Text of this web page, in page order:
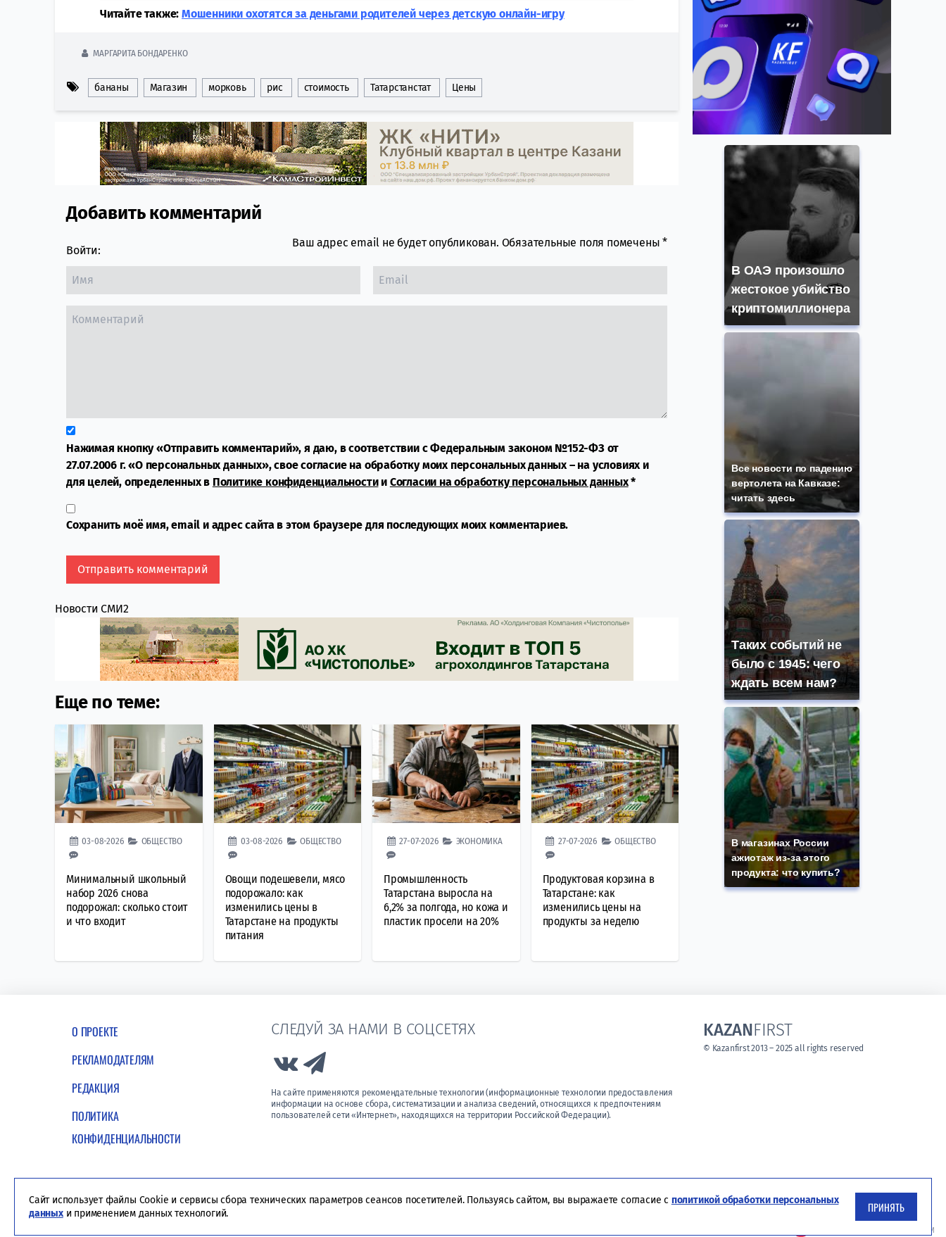
Читайте также: Мошенники охотятся за деньгами родителей через детскую онлайн-игру
МАРГАРИТА БОНДАРЕНКО
бананы Магазин морковь рис стоимость Татарстанстат Цены
Comment section
Добавить комментарий
Войти:
Ваш адрес email не будет опубликован. Обязательные поля помечены*
Нажимая кнопку «Отправить комментарий», я даю, в соответствии с Федеральным законом №152-ФЗ от
27.07.2006 г. «О персональных данных», свое согласие на обработку моих персональных данных – на условиях и
для целей, определенных в Политике конфиденциальностии Согласии на обработку персональных данных*
Сохранить моё имя, email и адрес сайта в этом браузере для последующих моих комментариев.
Новости СМИ2
Еще по теме:
03-08-2026 ОБЩЕСТВО
Минимальный школьный
набор 2026 снова
подорожал: сколько стоит
и что входит
03-08-2026 ОБЩЕСТВО
Овощи подешевели, мясо
подорожало: как
изменились цены в
Татарстане на продукты
питания
27-07-2026 ЭКОНОМИКА
Промышленность
Татарстана выросла на
6,2% за полгода, но кожа и
пластик просели на 20%
27-07-2026 ОБЩЕСТВО
Продуктовая корзина в
Татарстане: как
изменились цены на
продукты за неделю
В ОАЭ произошло
жестокое убийство
криптомиллионера
Все новости по падению
вертолета на Кавказе:
читать здесь
Таких событий не
было с 1945: чего
ждать всем нам?
В магазинах России
ажиотаж из-за этого
продукта: что купить?
О ПРОЕКТЕ
РЕКЛАМОДАТЕЛЯМ
РЕДАКЦИЯ
ПОЛИТИКА
КОНФИДЕНЦИАЛЬНОСТИ
СЛЕДУЙ ЗА НАМИ В СОЦСЕТЯХ
Link to Vk
На сайте применяются рекомендательные технологии (информационные технологии предоставления
информации на основе сбора, систематизации и анализа сведений, относящихся к предпочтениям
пользователей сети «Интернет», находящихся на территории Российской Федерации).
KAZANFIRST
© Kazanfirst 2013 – 2025 all rights reserved
Студия ЯЛ - создание сайтов для СМИ
Сайт использует файлы Cookie и сервисы сбора технических параметров сеансов посетителей. Пользуясь сайтом, вы выражаете согласие с политикой обработки персональных
данныхи применением данных технологий. ПРИНЯТЬ